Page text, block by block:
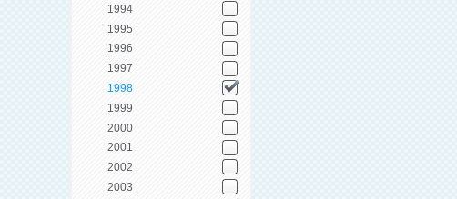
1994
1995
1996
1997
1998
1999
2000
2001
2002
2003